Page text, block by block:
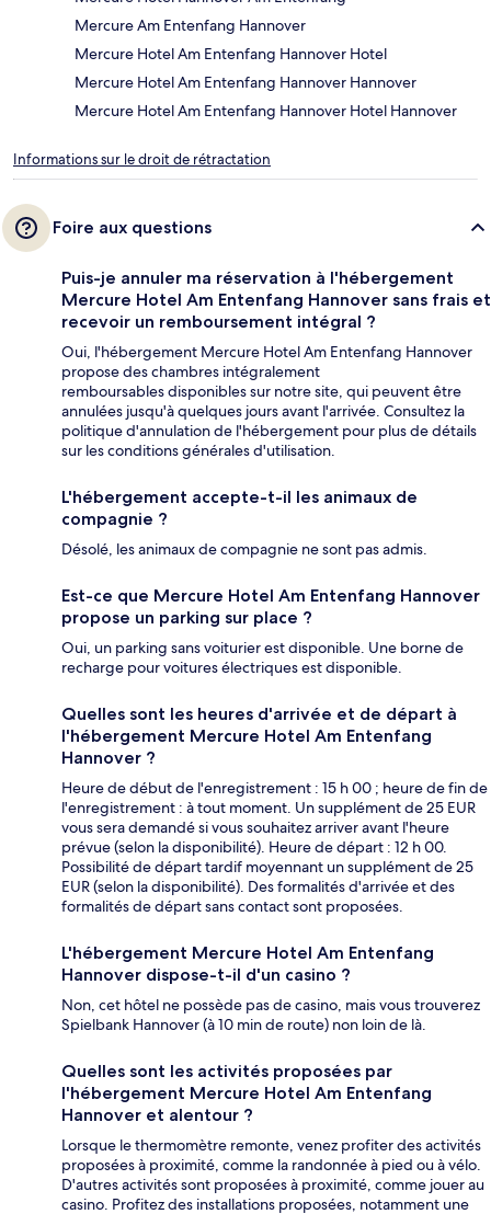
Mercure Am Entenfang Hannover
Mercure Hotel Am Entenfang Hannover Hotel
Mercure Hotel Am Entenfang Hannover Hannover
Mercure Hotel Am Entenfang Hannover Hotel Hannover
Informations sur le droit de rétractation
Foire aux questions
Puis-je annuler ma réservation à l'hébergement
Mercure Hotel Am Entenfang Hannover sans frais et
recevoir un remboursement intégral ?
Oui, l'hébergement Mercure Hotel Am Entenfang Hannover
propose des chambres intégralement
remboursables disponibles sur notre site, qui peuvent être
annulées jusqu'à quelques jours avant l'arrivée. Consultez la
politique d'annulation de l'hébergement pour plus de détails
sur les conditions générales d'utilisation.
L'hébergement accepte-t-il les animaux de
compagnie ?
Désolé, les animaux de compagnie ne sont pas admis.
Est-ce que Mercure Hotel Am Entenfang Hannover
propose un parking sur place ?
Oui, un parking sans voiturier est disponible. Une borne de
recharge pour voitures électriques est disponible.
Quelles sont les heures d'arrivée et de départ à
l'hébergement Mercure Hotel Am Entenfang
Hannover ?
Heure de début de l'enregistrement : 15 h 00 ; heure de fin de
l'enregistrement : à tout moment. Un supplément de 25 EUR
vous sera demandé si vous souhaitez arriver avant l'heure
prévue (selon la disponibilité). Heure de départ : 12 h 00.
Possibilité de départ tardif moyennant un supplément de 25
EUR (selon la disponibilité). Des formalités d'arrivée et des
formalités de départ sans contact sont proposées.
L'hébergement Mercure Hotel Am Entenfang
Hannover dispose-t-il d'un casino ?
Non, cet hôtel ne possède pas de casino, mais vous trouverez
Spielbank Hannover (à 10 min de route) non loin de là.
Quelles sont les activités proposées par
l'hébergement Mercure Hotel Am Entenfang
Hannover et alentour ?
Lorsque le thermomètre remonte, venez profiter des activités
proposées à proximité, comme la randonnée à pied ou à vélo.
D'autres activités sont proposées à proximité, comme jouer au
casino. Profitez des installations proposées, notamment une